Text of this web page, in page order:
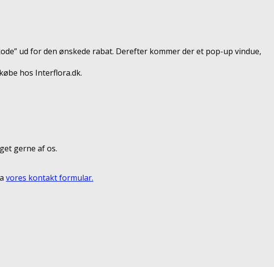
ud for den ønskede rabat. Derefter kommer der et pop-up vindue,
hos Interflora.dk.
gerne af os.
vores kontakt formular.